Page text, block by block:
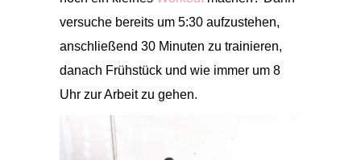
versuche bereits um 5:30 aufzustehen,
anschließend 30 Minuten zu trainieren,
danach Frühstück und wie immer um 8
Uhr zur Arbeit zu gehen.